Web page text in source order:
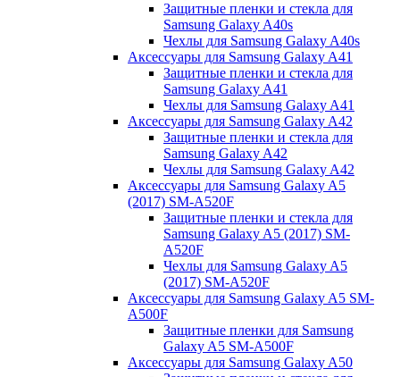
Защитные пленки и стекла для
Samsung Galaxy A40s
Чехлы для Samsung Galaxy A40s
Аксессуары для Samsung Galaxy A41
Защитные пленки и стекла для
Samsung Galaxy A41
Чехлы для Samsung Galaxy A41
Аксессуары для Samsung Galaxy A42
Защитные пленки и стекла для
Samsung Galaxy A42
Чехлы для Samsung Galaxy A42
Аксессуары для Samsung Galaxy A5
(2017) SM-A520F
Защитные пленки и стекла для
Samsung Galaxy A5 (2017) SM-
A520F
Чехлы для Samsung Galaxy A5
(2017) SM-A520F
Аксессуары для Samsung Galaxy A5 SM-
A500F
Защитные пленки для Samsung
Galaxy A5 SM-A500F
Аксессуары для Samsung Galaxy A50